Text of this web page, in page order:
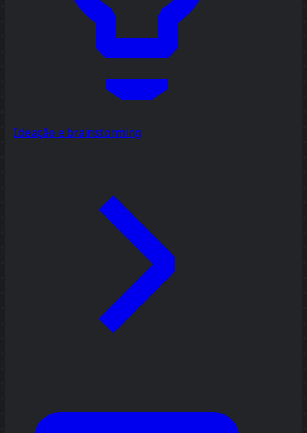
Ideação e brainstorming